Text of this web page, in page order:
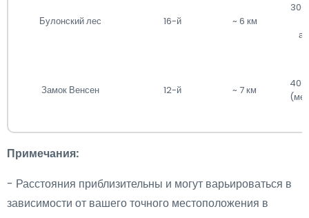
Булонский лес 16-й ~ 6 км
30-
Замок Венсен 12-й ~ 7 км
40-
Примечания:
- Расстояния приблизительны и могут варьироваться в
зависимости от вашего точного местоположения в